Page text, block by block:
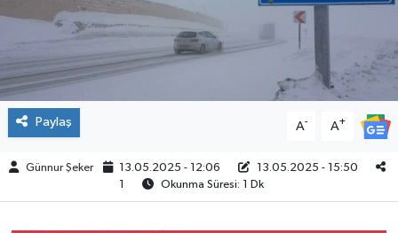
Paylaş A- A+
Günnur Şeker 13.05.2025 - 12:06
13.05.2025 - 15:50
Okunma Süresi: 1 Dk
İLÇELER
RESMİ İLANLAR
KÜLTÜR